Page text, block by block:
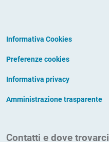
Informativa Cookies
Preferenze cookies
Informativa privacy
Amministrazione trasparente
Contatti e dove trovarci